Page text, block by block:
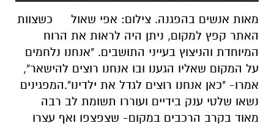
מאות אנשים בהפגנה. צילום: אפי שאול
כשצוות
האתר קפץ למקום, ניתן היה לראות את הרוח
המיוחדת והניצוץ בעייני התושבים. "אנחנו נלחמים
על המקום שאליו הגענו ובו אנחנו רוצים להישאר",
אמרו- "כאן אנחנו רוצים לגדל את ילדינו".המפגינים
נשאו שלטי ענק בידיים ועוררו תשומת לב רבה
מאוד בקרב הרכבים במקום- שצפצפו ואף עצרו